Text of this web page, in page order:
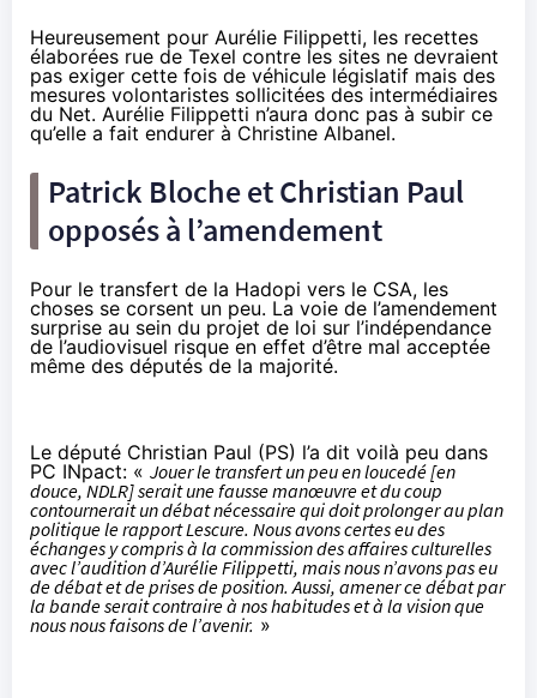
Heureusement pour Aurélie Filippetti, les recettes
élaborées rue de Texel contre les sites ne devraient
pas exiger cette fois de véhicule législatif mais des
mesures volontaristes sollicitées des intermédiaires
du Net. Aurélie Filippetti n’aura donc pas à subir ce
qu’elle a fait endurer à Christine Albanel.
Patrick Bloche et Christian Paul
opposés à l’amendement
Pour le transfert de la Hadopi vers le CSA, les
choses se corsent un peu. La voie de l’amendement
surprise au sein du projet de loi sur l’indépendance
de l’audiovisuel risque en effet d’être mal acceptée
même des députés de la majorité.
Le député Christian Paul (PS) l’a dit voilà peu dans
PC INpact: « Jouer le transfert un peu en loucedé [en
douce, NDLR] serait une fausse manœuvre et du coup
contournerait un débat nécessaire qui doit prolonger au plan
politique le rapport Lescure. Nous avons certes eu des
échanges y compris à la commission des affaires culturelles
avec l’audition d’Aurélie Filippetti, mais nous n’avons pas eu
de débat et de prises de position. Aussi, amener ce débat par
la bande serait contraire à nos habitudes et à la vision que
nous nous faisons de l’avenir. »